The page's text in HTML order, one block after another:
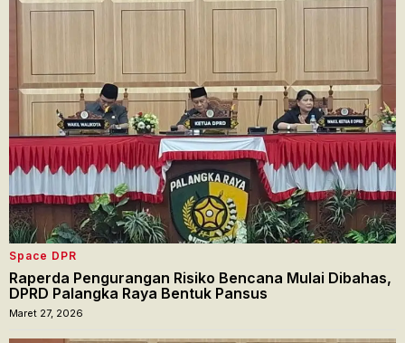
Space DPR
Raperda Pengurangan Risiko Bencana Mulai Dibahas,
DPRD Palangka Raya Bentuk Pansus
Maret 27, 2026